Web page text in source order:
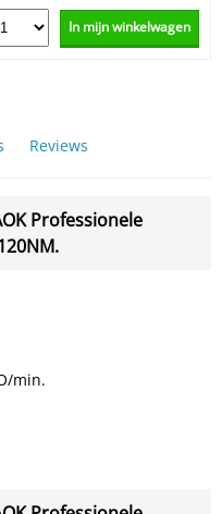
In mijn winkelwagen
Reviews
Professionele
min.